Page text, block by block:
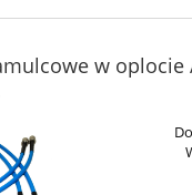
w oplocie